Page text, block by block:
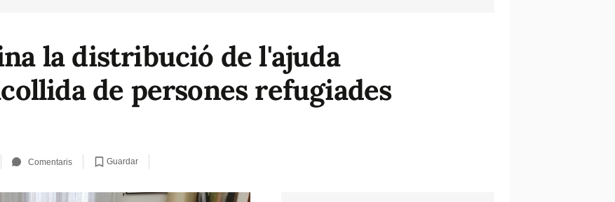
la distribució de l'ajuda
de persones refugiades
Comentaris Guardar